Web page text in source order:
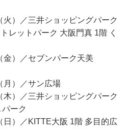
）／三井ショッピングパーク
レットパーク 大阪門真 1階 く
）／セブンパーク天美
月）／サン広場
）／三井ショッピングパーク
ーク
）／KITTE大阪 1階 多目的広